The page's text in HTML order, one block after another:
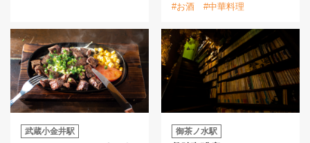
#お酒 #中華料理
武蔵小金井駅 御茶ノ水駅